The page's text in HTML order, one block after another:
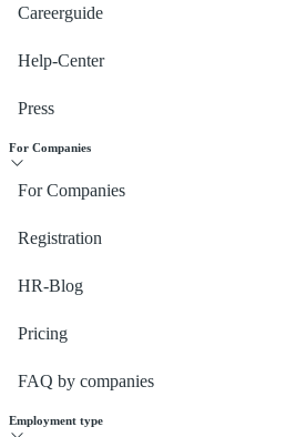
Careerguide
Help-Center
Press
For Companies
For Companies
Registration
HR-Blog
Pricing
FAQ by companies
Employment type